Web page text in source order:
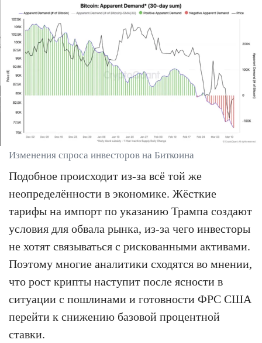
Изменения спроса инвесторов на Биткоина
Подобное происходит из-за всё той же
неопределённости в экономике. Жёсткие
тарифы на импорт по указанию Трампа создают
условия для обвала рынка, из-за чего инвесторы
не хотят связываться с рискованными активами.
Поэтому многие аналитики сходятся во мнении,
что рост крипты наступит после ясности в
ситуации с пошлинами и готовности ФРС США
перейти к снижению базовой процентной
ставки.